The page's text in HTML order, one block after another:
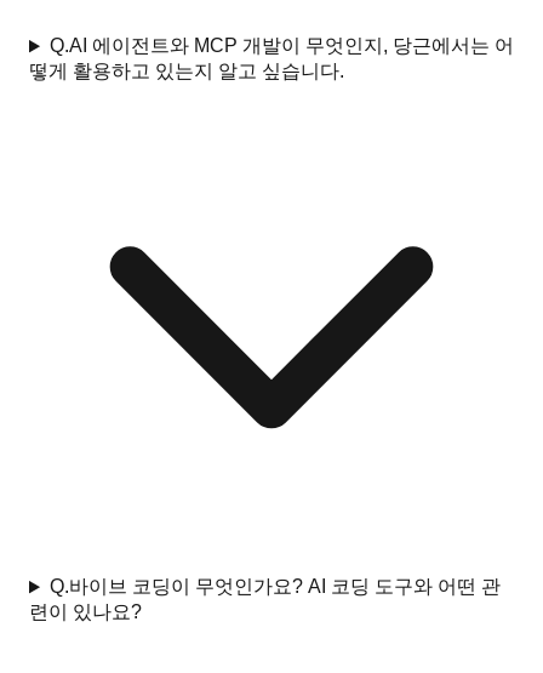
Q.AI 에이전트와 MCP 개발이 무엇인지, 당근에서는 어
떻게 활용하고 있는지 알고 싶습니다.
Q.바이브 코딩이 무엇인가요? AI 코딩 도구와 어떤 관
련이 있나요?